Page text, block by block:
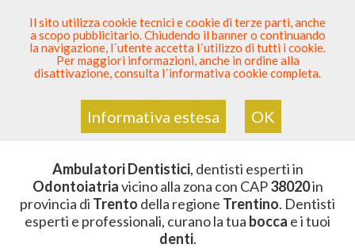
SEI DENTISTA? PARTECIPA
Sei QuiElenco Dentista Sicuro > Odontoiatria>
Ambulatori Dentistici>Trentino>Trento>CAP 38020
ZONA CON CAP 38020
Ambulatori Dentistici, dentisti esperti in
Odontoiatriavicino alla zona con CAP38020in
provincia di Trento della regione Trentino. Dentisti
esperti e professionali, curano la tua bocca e i tuoi
denti.
Il sito utilizza cookie tecnici e cookie di terze parti, anche
a scopo pubblicitario. Chiudendo il banner o continuando
la navigazione, l´utente accetta l´utilizzo di tutti i cookie.
Per maggiori informazioni, anche in ordine alla
disattivazione, consulta l´informativa cookie completa.
Informativa estesa OK